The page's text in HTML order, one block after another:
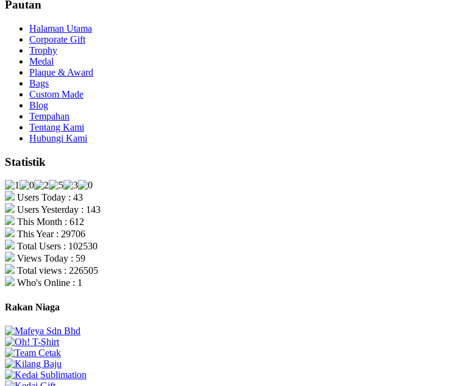
Pautan
Halaman Utama
Corporate Gift
Trophy
Medal
Plaque & Award
Bags
Custom Made
Blog
Tempahan
Tentang Kami
Hubungi Kami
Statistik
Users Today : 43
Users Yesterday : 143
This Month : 612
This Year : 29706
Total Users : 102530
Views Today : 59
Total views : 226505
Who's Online : 1
Rakan Niaga